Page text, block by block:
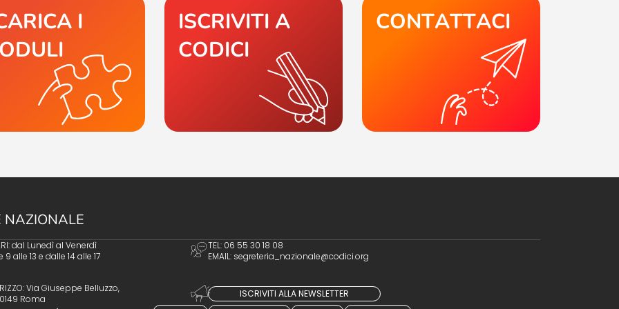
I
ISCRIVITI A
CODICI
CONTATTACI
NAZIONALE
dal Lunedì al Venerdì
9 alle 13 e dalle 14 alle 17
TEL: 06 55 30 18 08
EMAIL: segreteria_nazionale@codici.org
Via Giuseppe Belluzzo,
Roma
ISCRIVITI ALLA NEWSLETTER